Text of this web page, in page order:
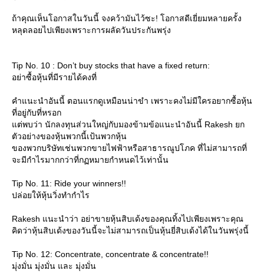
ถ้าคุณเห็นโอกาสในวันนี้ จงคว้ามันไว้ซะ! โอกาสดีเยี่ยมหลายครั้ง
หลุดลอยไปเพียงเพราะการผลัดวันประกันพรุ่ง
Tip No. 10 : Don’t buy stocks that have a fixed return:
อย่าซื้อหุ้นที่มีรายได้คงที่
คำแนะนำอันนี้ ตอนแรกดูเหมือนน่าขำ เพราะคงไม่มีใครอยากซื้อหุ้น
ที่อยู่กับที่หรอก
ต่พบว่า นักลงทุนส่วนใหญ่กับมองข้ามข้อแนะนำอันนี้ Rakesh ยก
ตัวอย่างของหุ้นพวกนี้เป้นพวกหุ้น
ของพวกบริษัทเช่นพวกขายไฟฟ้าหรือสาธารณูปโภค ที่ไม่สามารถที่
จะมีกำไรมากกว่าที่กฏหมายกำหนดไว้เท่านั้น
Tip No. 11: Ride your winners!!
ปล่อยให้หุ้นวิ่งทำกำไร
Rakesh แนะนำว่า อย่าขายหุ้นสิบเด้งของคุณทิ้งไปเพียงเพราะคุณ
คิดว่าหุ้นสิบเด้งของวันนี้จะไม่สามารถเป็นหุ้นยี่สิบเด้งได้ในวันพรุ่งนี้
Tip No. 12: Concentrate, concentrate & concentrate!!
มุ่งมั่น มุ่งมั่น และ มุ่งมั่น